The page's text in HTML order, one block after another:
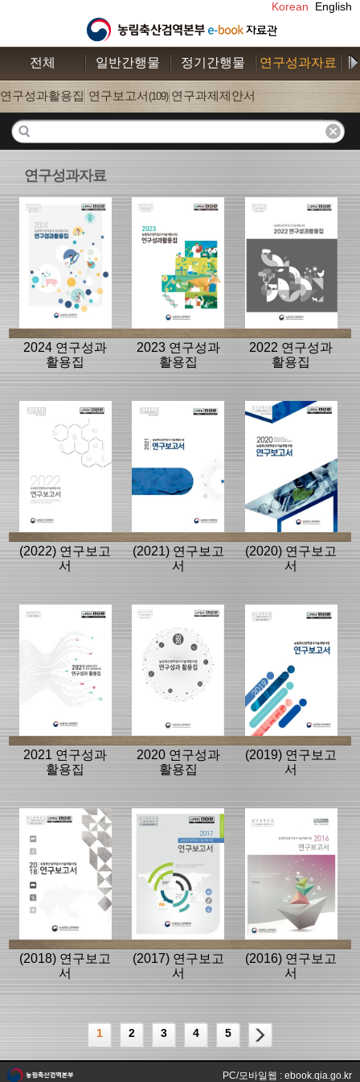
Korean English
전체 일반간행물 정기간행물 연구성과자료
연구성과활용집 (26)
연구보고서 (109) 연구과제제안서
연구성과자료
2024 연구성과
활용집
2023 연구성과
활용집
2022 연구성과
활용집
(2022) 연구보고
서
(2021) 연구보고
서
(2020) 연구보고
서
2021 연구성과
활용집
2020 연구성과
활용집
(2019) 연구보고
서
(2018) 연구보고
서
(2017) 연구보고
서
(2016) 연구보고
서
1 2 3 4 5
PC/모바일웹 : ebook.qia.go.kr